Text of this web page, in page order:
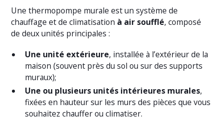
Une thermopompe murale est un système de
chauffage et de climatisation à air soufflé, composé
de deux unités principales :
Une unité extérieure, installée à l’extérieur de la
maison (souvent près du sol ou sur des supports
muraux);
Une ou plusieurs unités intérieures murales,
fixées en hauteur sur les murs des pièces que vous
souhaitez chauffer ou climatiser.